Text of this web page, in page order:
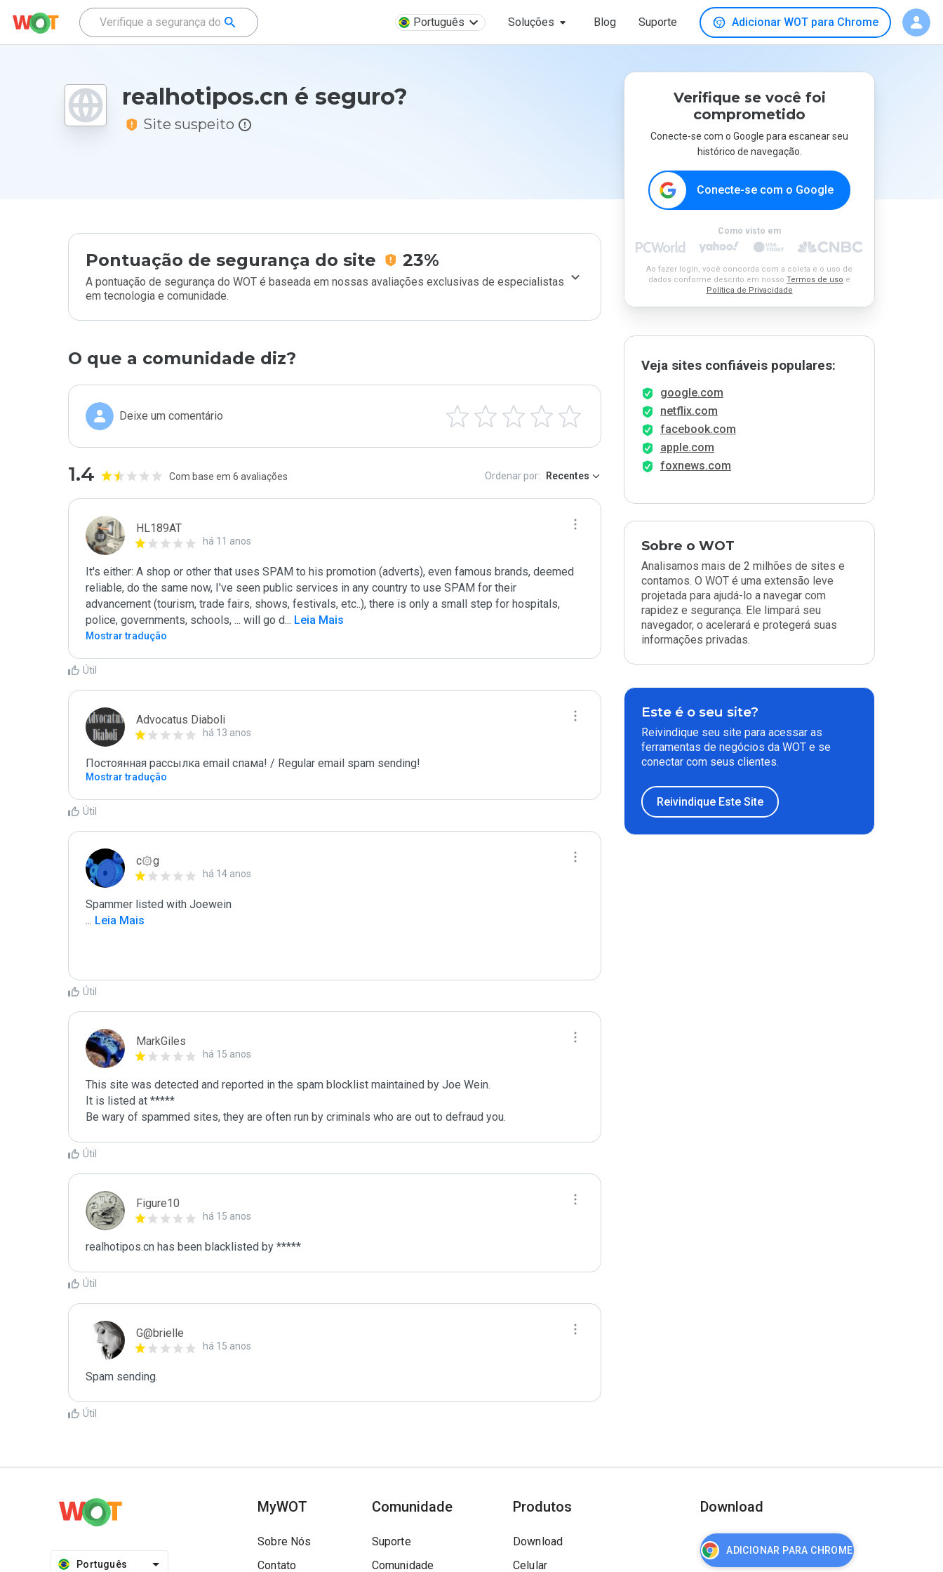
Português Soluções Blog Suporte Adicionar WOT para Chrome
realhotipos.cn é seguro?
Site suspeito
Pontuação de segurança do site 23%
A pontuação de segurança do WOT é baseada em nossas avaliações exclusivas de especialistas
em tecnologia e comunidade.
O que a comunidade diz?
Deixe um comentário
1.4 Com base em 6 avaliações Ordenar por: Recentes
HL189AT
há 11 anos
It's either: A shop or other that uses SPAM to his promotion (adverts), even famous brands, deemed
reliable, do the same now, I've seen public services in any country to use SPAM for their
advancement (tourism, trade fairs, shows, festivals, etc..), there is only a small step for hospitals,
police, governments, schools, ... will go d... Leia Mais
Mostrar tradução
Útil
Advocatus Diaboli
há 13 anos
Постоянная рассылка email спама! / Regular email spam sending!
Mostrar tradução
Útil
c۞g
há 14 anos
... Leia Mais
Útil
MarkGiles
há 15 anos
This site was detected and reported in the spam blocklist maintained by Joe Wein.
It is listed at *****
Be wary of spammed sites, they are often run by criminals who are out to defraud you.
Útil
Figure10
há 15 anos
realhotipos.cn has been blacklisted by *****
Útil
G@brielle
há 15 anos
Spam sending.
Útil
Verifique se você foi
comprometido
Conecte-se com o Google para escanear seu
histórico de navegação.
Conecte-se com o Google
Como visto em
Ao fazer login, você concorda com a coleta e o uso de
dados conforme descrito em nosso Termos de uso e
Política de Privacidade
Veja sites confiáveis populares:
google.com
netflix.com
facebook.com
apple.com
foxnews.com
Sobre o WOT
Analisamos mais de 2 milhões de sites e
contamos. O WOT é uma extensão leve
projetada para ajudá-lo a navegar com
rapidez e segurança. Ele limpará seu
navegador, o acelerará e protegerá suas
informações privadas.
Este é o seu site?
Reivindique seu site para acessar as
ferramentas de negócios da WOT e se
conectar com seus clientes.
Reivindique Este Site
Português
MyWOT
Sobre Nós
Contato
Comunidade
Suporte
Comunidade
Produtos
Download
Celular
Download
ADICIONAR PARA CHROME